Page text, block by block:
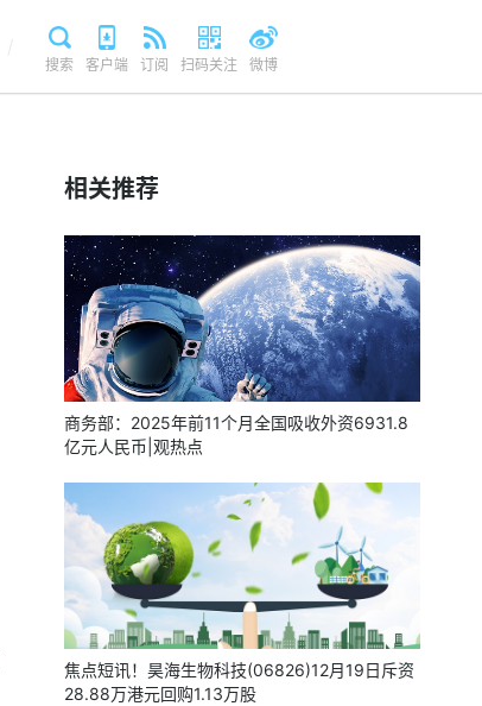
搜索 客户端 订阅 扫码关注 微博
相关推荐
商务部：2025年前11个月全国吸收外资6931.8
亿元人民币|观热点
焦点短讯！昊海生物科技(06826)12月19日斥资
28.88万港元回购1.13万股